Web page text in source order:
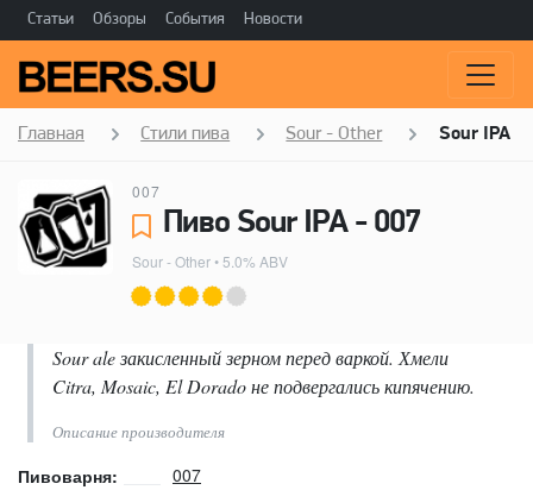
Статьи Обзоры События Новости
Главная Стили пива Sour - Other Sour IPA
007
Пиво Sour IPA - 007
Sour - Other• 5.0% ABV
Sour ale закисленный зерном перед варкой. Хмели
Citra, Mosaic, El Dorado не подвергались кипячению.
Описание производителя
Пивоварня:
007